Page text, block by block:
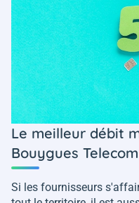
Le meilleur débit
Bouygues Telecom
Si les fournisseurs